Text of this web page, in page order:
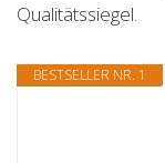
Qualitätssiegel.
BESTSELLER NR. 1